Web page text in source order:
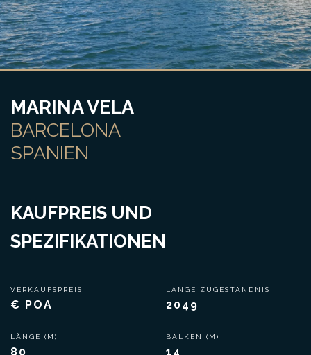
MARINA VELA
BARCELONA
SPANIEN
KAUFPREIS UND
SPEZIFIKATIONEN
VERKAUFSPREIS
€ POA
LÄNGE (M)
80
LÄNGE ZUGESTÄNDNIS
2049
BALKEN (M)
14